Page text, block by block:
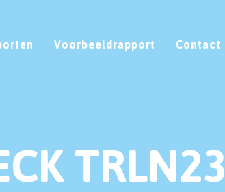
Voorbeeldrapport Contact
TRLN23